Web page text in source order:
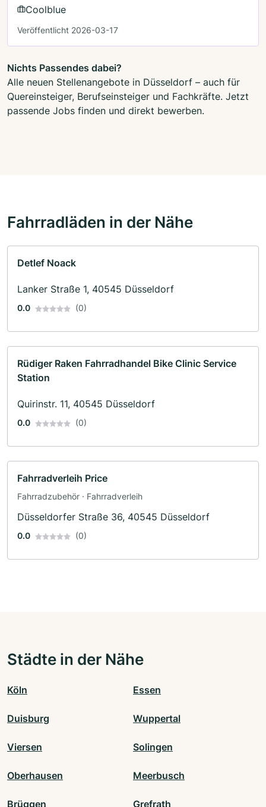
Coolblue
Veröffentlicht 2026-03-17
Nichts Passendes dabei?
Alle neuen Stellenangebote in Düsseldorf – auch für
Quereinsteiger, Berufseinsteiger und Fachkräfte. Jetzt
passende Jobs finden und direkt bewerben.
Fahrradläden in der Nähe
Detlef Noack
Lanker Straße 1, 40545 Düsseldorf
0.0 (0)
Rüdiger Raken Fahrradhandel Bike Clinic Service
Station
Quirinstr. 11, 40545 Düsseldorf
0.0 (0)
Fahrradverleih Price
Fahrradzubehör · Fahrradverleih
Düsseldorfer Straße 36, 40545 Düsseldorf
0.0 (0)
Städte in der Nähe
Köln Essen
Duisburg Wuppertal
Viersen Solingen
Oberhausen Meerbusch
Brüggen Grefrath